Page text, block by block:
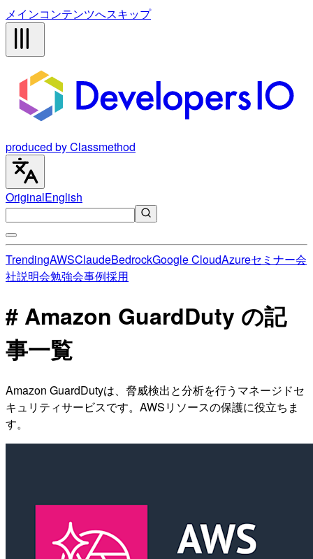
メインコンテンツへスキップ
produced by Classmethod
OriginalEnglish
TrendingAWSClaudeBedrockGoogle CloudAzureセミナー会
社説明会勉強会事例採用
# Amazon GuardDuty の記
事一覧
Amazon GuardDutyは、脅威検出と分析を行うマネージドセ
キュリティサービスです。AWSリソースの保護に役立ちま
す。